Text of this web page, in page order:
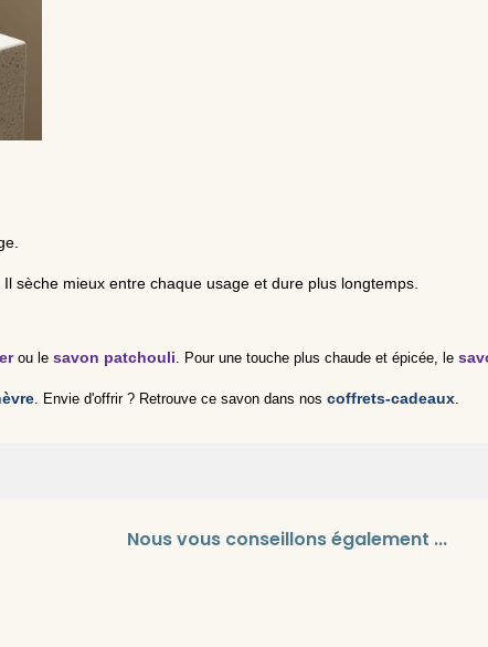
mieux entre chaque usage et dure plus longtemps.
ou le savon patchouli . Pour une touche plus chaude et épicée, le
. Envie d'offrir ? Retrouve ce savon dans nos coffrets-cadeaux
Butyrospermum Parkii Butter, Helianthus Annuus Seed Oil,
Nous vous conseillons également ...